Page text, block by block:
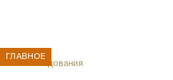
Расследования
ГЛАВНОЕ